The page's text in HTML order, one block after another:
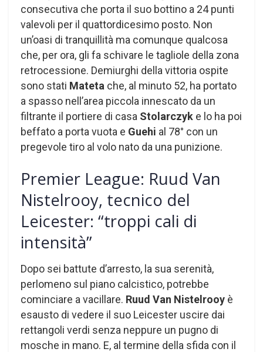
consecutiva che porta il suo bottino a 24 punti
valevoli per il quattordicesimo posto. Non
un’oasi di tranquillità ma comunque qualcosa
che, per ora, gli fa schivare le tagliole della zona
retrocessione. Demiurghi della vittoria ospite
sono stati Mateta che, al minuto 52, ha portato
a spasso nell’area piccola innescato da un
filtrante il portiere di casa Stolarczyk e lo ha poi
beffato a porta vuota e Guehi al 78° con un
pregevole tiro al volo nato da una punizione.
Premier League: Ruud Van
Nistelrooy, tecnico del
Leicester: “troppi cali di
intensità”
Dopo sei battute d’arresto, la sua serenità,
perlomeno sul piano calcistico, potrebbe
cominciare a vacillare. Ruud Van Nistelrooy è
esausto di vedere il suo Leicester uscire dai
rettangoli verdi senza neppure un pugno di
mosche in mano. E, al termine della sfida con il